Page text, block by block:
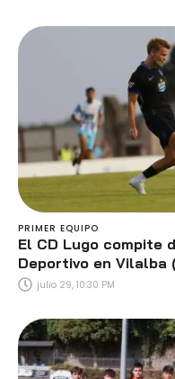
PRIMER EQUIPO
El CD Lugo compite
Deportivo en Vilalba
julio 29, 10:30 PM